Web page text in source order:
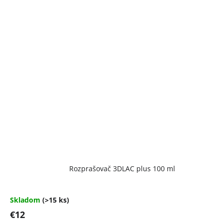
Rozprašovač 3DLAC plus 100 ml
Skladom (>15 ks)
€12